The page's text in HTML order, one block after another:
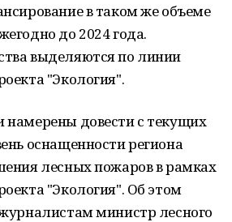
в таком же объеме
до 2024 года.
выделяются по линии
"Экология".
довести с текущих
оснащенности региона
лесных пожаров в рамках
"Экология". Об этом
министр лесного